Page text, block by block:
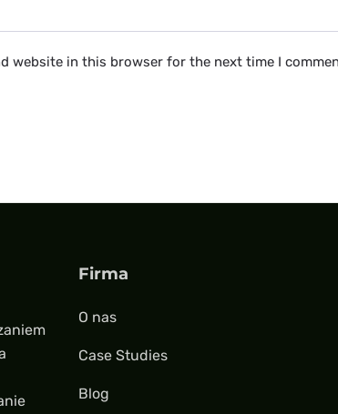
website in this browser for the next time I
Firma
O nas
Case Studies
Blog